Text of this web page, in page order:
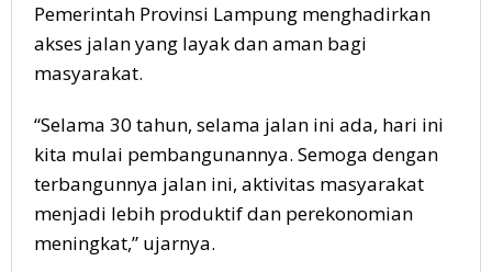
Pemerintah Provinsi Lampung menghadirkan
akses jalan yang layak dan aman bagi
masyarakat.
“Selama 30 tahun, selama jalan ini ada, hari ini
kita mulai pembangunannya. Semoga dengan
terbangunnya jalan ini, aktivitas masyarakat
menjadi lebih produktif dan perekonomian
meningkat,” ujarnya.